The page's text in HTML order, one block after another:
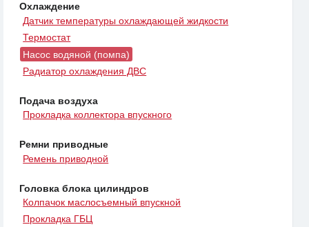
Охлаждение
Датчик температуры охлаждающей жидкости
Термостат
Насос водяной (помпа)
Радиатор охлаждения ДВС
Подача воздуха
Прокладка коллектора впускного
Ремни приводные
Ремень приводной
Головка блока цилиндров
Колпачок маслосъемный впускной
Прокладка ГБЦ